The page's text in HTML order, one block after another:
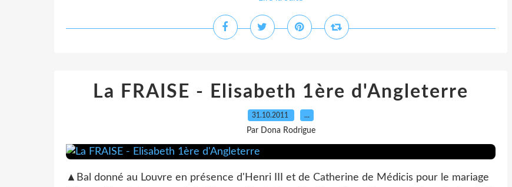
La FRAISE - Elisabeth 1ère d'Angleterre
31.10.2011 …
Par Dona Rodrigue
▲Bal donné au Louvre en présence d'Henri III et de Catherine de Médicis pour le mariage